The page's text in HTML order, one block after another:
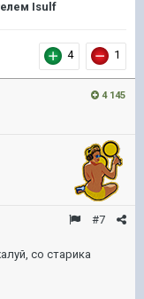
Isulf
4 1
4 145
#7
со старика